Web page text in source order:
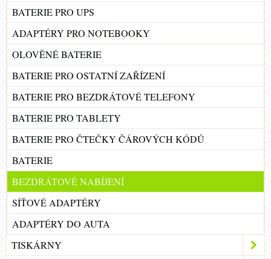
BATERIE PRO UPS
ADAPTÉRY PRO NOTEBOOKY
OLOVĚNÉ BATERIE
BATERIE PRO OSTATNÍ ZAŘÍZENÍ
BATERIE PRO BEZDRÁTOVÉ TELEFONY
BATERIE PRO TABLETY
BATERIE PRO ČTEČKY ČÁROVÝCH KÓDŮ
BATERIE
BEZDRÁTOVÉ NABÍJENÍ
SÍŤOVÉ ADAPTÉRY
ADAPTÉRY DO AUTA
TISKÁRNY